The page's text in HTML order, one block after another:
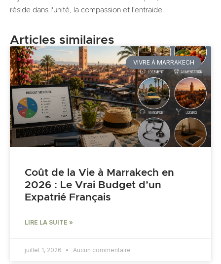
réside dans l'unité, la compassion et l'entraide.
Articles similaires
VIVRE À MARRAKECH
Coût de la Vie à Marrakech en
2026 : Le Vrai Budget d’un
Expatrié Français
LIRE LA SUITE »
juillet 1, 2026 Aucun commentaire